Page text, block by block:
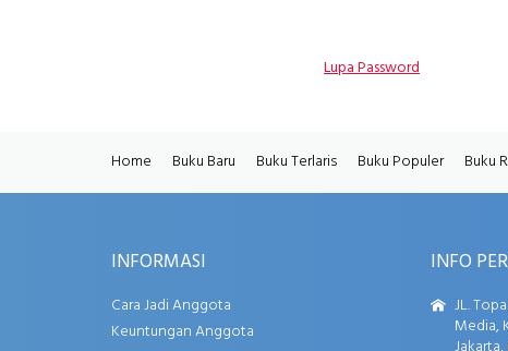
Lupa Password
Home Buku Baru Buku Terlaris Buku Populer Buku
INFORMASI
Cara Jadi Anggota
Keuntungan Anggota
INFO
JL.
Media,